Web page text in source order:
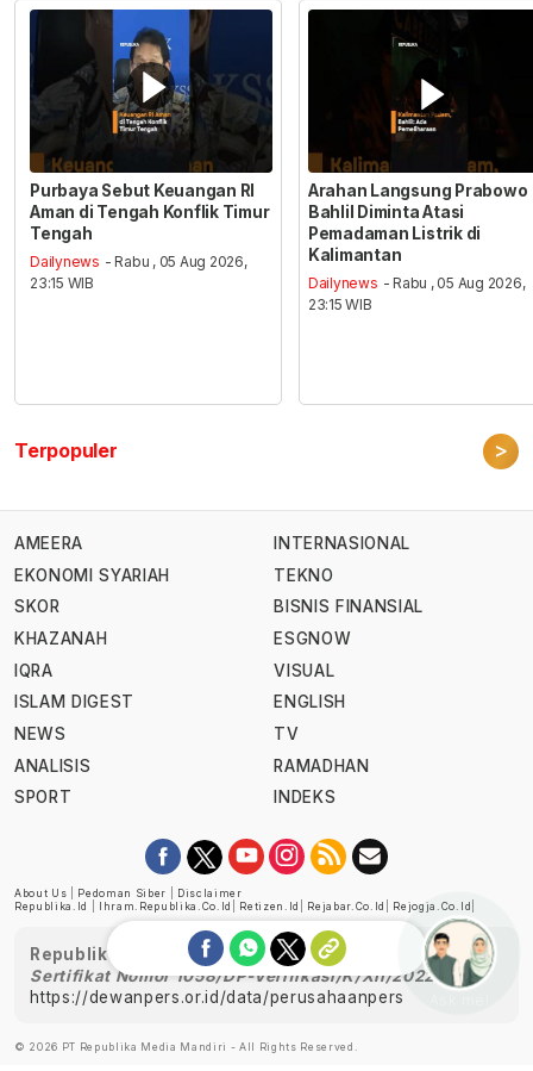
Purbaya Sebut Keuangan RI
Aman di Tengah Konflik Timur
Tengah
Dailynews - Rabu , 05 Aug 2026,
23:15 WIB
Arahan Langsung Prabowo
Bahlil Diminta Atasi
Pemadaman Listrik di
Kalimantan
Dailynews - Rabu , 05 Aug 2026,
23:15 WIB
Terpopuler >
AMEERA
EKONOMI SYARIAH
SKOR
KHAZANAH
IQRA
ISLAM DIGEST
NEWS
ANALISIS
SPORT
INTERNASIONAL
TEKNO
BISNIS FINANSIAL
ESGNOW
VISUAL
ENGLISH
TV
RAMADHAN
INDEKS
About Us Pedoman Siber
Disclaimer
Republika.id
Ihram.republika.co.id Retizen.id Rejabar.co.id Rejogja.co.id
Republika telah diverifikasi oleh Dewan Pers
Sertifikat Nomor 1058/DP-Verifikasi/K/XII/2022
https://dewanpers.or.id/data/perusahaanpers
© 2026 PT Republika Media Mandiri - All Rights Reserved.